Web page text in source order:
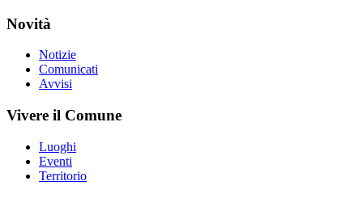
Novità
Notizie
Comunicati
Avvisi
Vivere il Comune
Luoghi
Eventi
Territorio